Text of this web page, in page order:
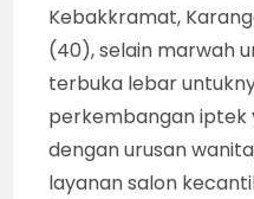
Kebakkramat,
(40), selain marwah
terbuka lebar
perkembangan iptek
dengan urusan
layanan salon